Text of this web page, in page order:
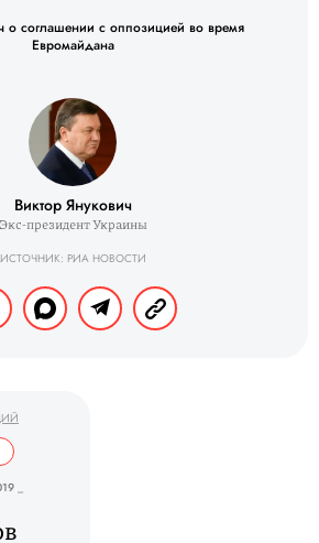
о соглашении с оппозицией во время
Евромайдана
Виктор Янукович
Экс-президент Украины
ИСТОЧНИК: РИА НОВОСТИ
_